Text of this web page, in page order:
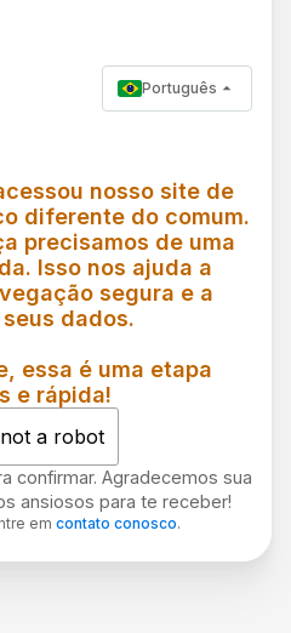
Português
nosso site de
diferente do comum.
precisamos de uma
Isso nos ajuda a
segura e a
dados.
essa é uma etapa
e rápida!
a robot
confirmar. Agradecemos sua
ansiosos para te receber!
em contato conosco.